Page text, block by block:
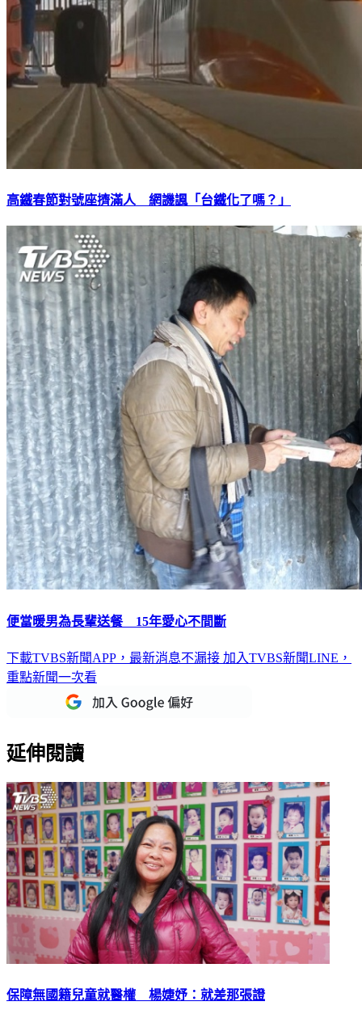
高鐵春節對號座擠滿人 網譏諷「台鐵化了嗎？」
便當暖男為長輩送餐 15年愛心不間斷
下載TVBS新聞APP，最新消息不漏接 加入TVBS新聞LINE，
重點新聞一次看
延伸閱讀
保障無國籍兒童就醫權 楊婕妤：就差那張證